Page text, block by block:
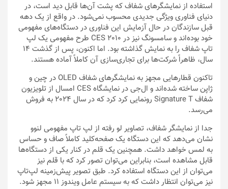
استفاده از نمایشگرهای شفاف که پشت آن‌ها قابل دید است، در
دنیای فناوری ویژگی جدیدی محسوب نمی‌شود. در واقع از یک دهه
قبل سازندگان در حال آزمایش این فناوری در دستگاه‌های مفهومی
خود بوده‌اند و سامسونگ نیز در CES 2010 طرح مفهومی یک لپ
تاپ شفاف را به نمایش گذاشته بود. اما اکنون، پس از گذشت 14
سال، ظاهراً شرکت‌ها برای تجاری‌سازی آن کاملاً آماده هستند.
تاکنون قطارهایی مجهز به نمایشگرهای شفاف OLED در چین و
ژاپن ساخته شده‌اند و ال‌جی در نمایشگاه CES امسال از تلویزیون
شفاف Signature T رونمایی کرد کرد که در سال 2024 به فروش
می‌رسد.
جدا از نمایشگر شفاف، تصاویر لو رفته از لپ تاپ مفهومی لنوو
نشان می‌دهد که این دستگاه یک صفحه‌کلید کاملاً صاف و حساس
به لمس خواهد داشت. همچنین یک قلم در کنار یکی از دستگاه‌ها
قابل مشاهده است، بنابراین می‌توان تصور کرد که با قلم نیز
می‌توان از این دستگاه استفاده کرد. طبق تصویر پیش‌زمینه لپ‌تاپ
نیز می‌توان انتظار داشت که به سیستم عامل ویندوز 11 مجهز شود.